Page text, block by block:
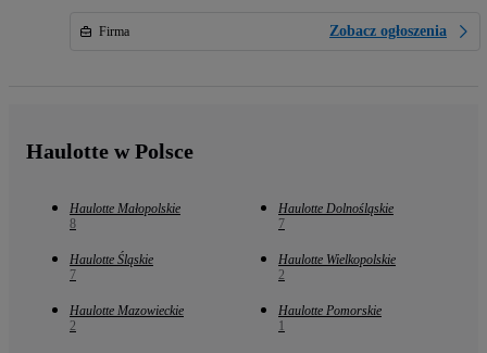
Firma Zobacz ogłoszenia
Haulotte w Polsce
Haulotte Małopolskie
8
Haulotte Dolnośląskie
7
Haulotte Śląskie
7
Haulotte Wielkopolskie
2
Haulotte Mazowieckie
2
Haulotte Pomorskie
1